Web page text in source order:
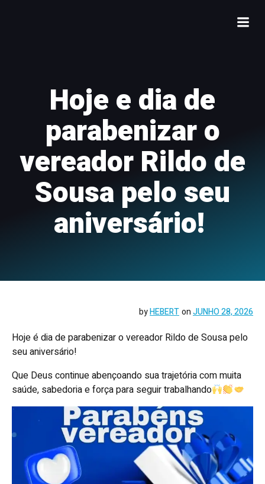
Hoje e dia de
parabenizar o
vereador Rildo de
Sousa pelo seu
aniversário!
byHEBERTonJUNHO 28, 2026
Hoje é dia de parabenizar o vereador Rildo de Sousa pelo
seu aniversário!
Que Deus continue abençoando sua trajetória com muita
saúde, sabedoria e força para seguir trabalhando